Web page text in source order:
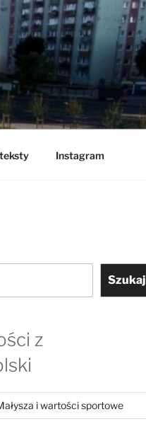
Instagram
Szukaj
z
i wartości sportowe